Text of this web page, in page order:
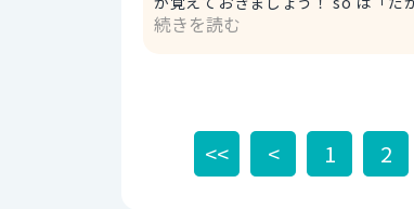
have は「～だけにする」という意
続きを読む
<< < 1 2